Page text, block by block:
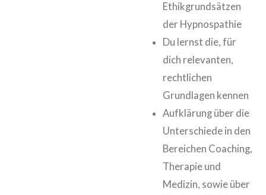
Ethikgrundsätzen
der Hypnospathie
Du lernst die, für
dich relevanten,
rechtlichen
Grundlagen kennen
Aufklärung über die
Unterschiede in den
Bereichen Coaching,
Therapie und
Medizin, sowie über